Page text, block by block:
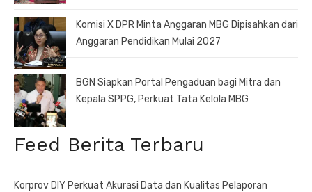
Komisi X DPR Minta Anggaran MBG Dipisahkan dari
Anggaran Pendidikan Mulai 2027
BGN Siapkan Portal Pengaduan bagi Mitra dan
Kepala SPPG, Perkuat Tata Kelola MBG
Feed Berita Terbaru
Korprov DIY Perkuat Akurasi Data dan Kualitas Pelaporan